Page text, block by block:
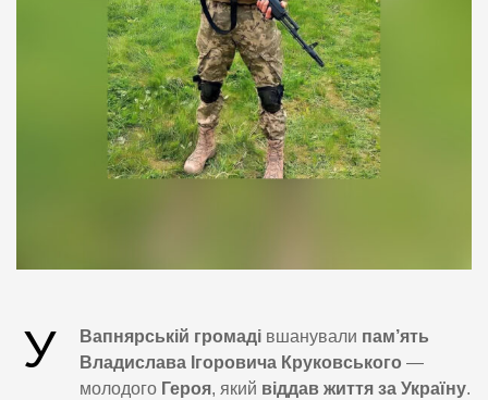
У Вапнярській громаді вшанували пам’ять
Владислава Ігоровича Круковського —
молодого Героя, який віддав життя за Україну.